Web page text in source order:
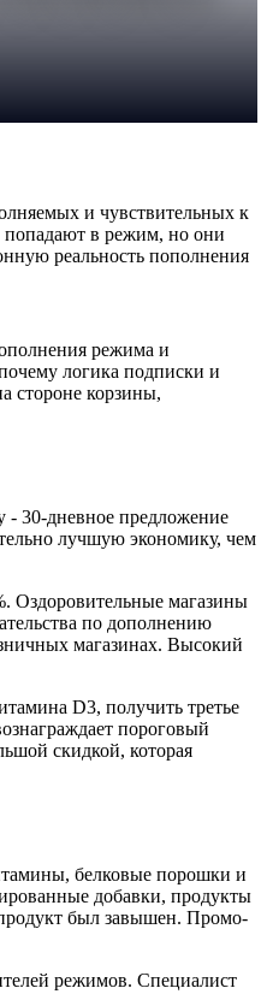
и чувствительных к
попадают в режим, но они
реальность пополнения
режима и
логика подписки и
стороне корзины,
- 30-дневное предложение
лучшую экономику, чем
Оздоровительные магазины
по дополнению
магазинах. Высокий
D3, получить третье
пороговый
скидкой, которая
белковые порошки и
добавки, продукты
был завышен. Промо-
режимов. Специалист